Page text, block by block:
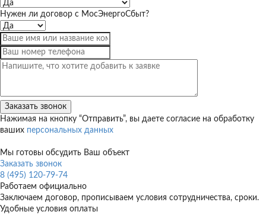
Нужен ли договор с МосЭнергоСбыт?
Нажимая на кнопку “Отправить”, вы даете согласие на обработку
ваших персональных данных
Мы готовы обсудить Ваш объект
Заказать звонок
8 (495) 120-79-74
Работаем официально
Заключаем договор, прописываем условия сотрудничества, сроки.
Удобные условия оплаты